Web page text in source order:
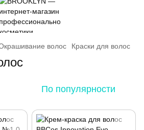
волос Краски для волос
По популярности